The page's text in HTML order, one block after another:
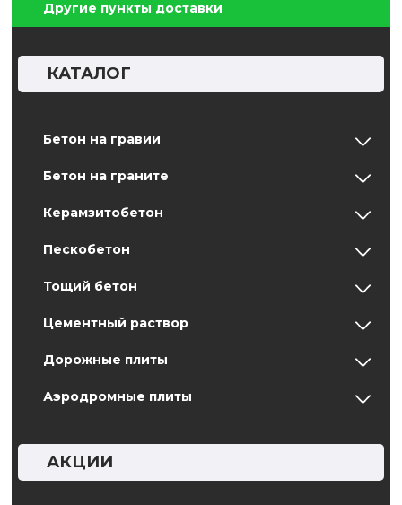
Другие пункты доставки
КАТАЛОГ
Бетон на гравии
Бетон на граните
Керамзитобетон
Пескобетон
Тощий бетон
Цементный раствор
Дорожные плиты
Аэродромные плиты
АКЦИИ